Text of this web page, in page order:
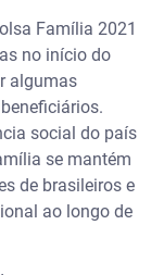
Família 2021
no início do
algumas
social do país
se mantém
de brasileiros e
ao longo de